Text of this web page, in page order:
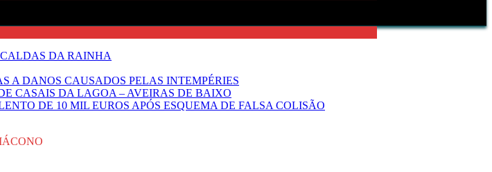
DA RAINHA
A DANOS CAUSADOS PELAS INTEMPÉRIES
CASAIS DA LAGOA – AVEIRAS DE BAIXO
DE 10 MIL EUROS APÓS ESQUEMA DE FALSA COLISÃO